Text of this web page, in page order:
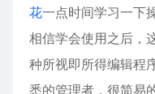
花一点时间学习一下
相信学会使用之后，
种所视即所得编辑程
悉的管理者，很简易